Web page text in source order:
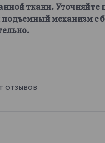
ткани.
подъемный механизм с
отзывов